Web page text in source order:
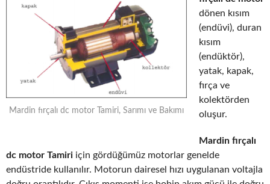
Mardin fırçalı dc motor Tamiri, Sarımı ve Bakımı
dönen kısım
(endüvi), duran
kısım
(endüktör),
yatak, kapak,
fırça ve
kolektörden
oluşur.
Mardin fırçalı
dc motor Tamiri için gördüğümüz motorlar genelde
endüstride kullanılır. Motorun dairesel hızı uygulanan voltajla